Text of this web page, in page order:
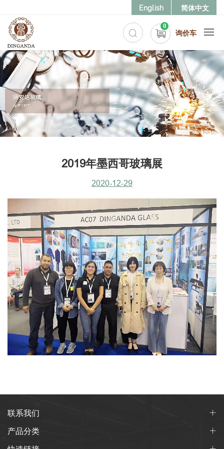
English 简体中文
0
询价车
2019年墨西哥玻璃展
2020-12-29
联系我们
产品分类